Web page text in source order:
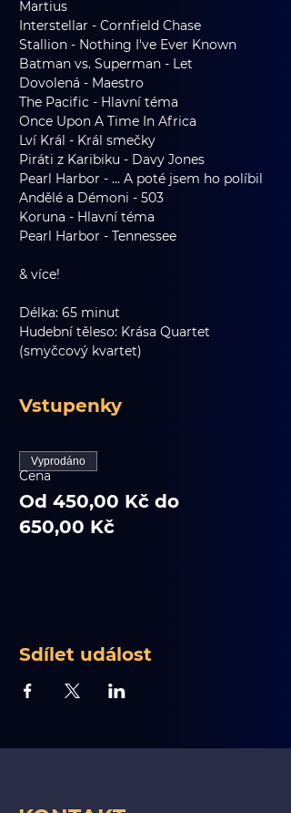
Martius
Interstellar - Cornfield Chase
Stallion - Nothing I've Ever Known
Batman vs. Superman - Let
Dovolená - Maestro
The Pacific - Hlavní téma
Once Upon A Time In Africa
Lví Král - Král smečky
Piráti z Karibiku - Davy Jones
Pearl Harbor - ... A poté jsem ho políbil
Andělé a Démoni - 503
Koruna - Hlavní téma
Pearl Harbor - Tennessee
& více!
Délka: 65 minut
Hudební těleso: Krása Quartet
(smyčcový kvartet)
Vstupenky
Cena
Od 450,00 Kč do
650,00 Kč
Vyprodáno
Sdílet událost